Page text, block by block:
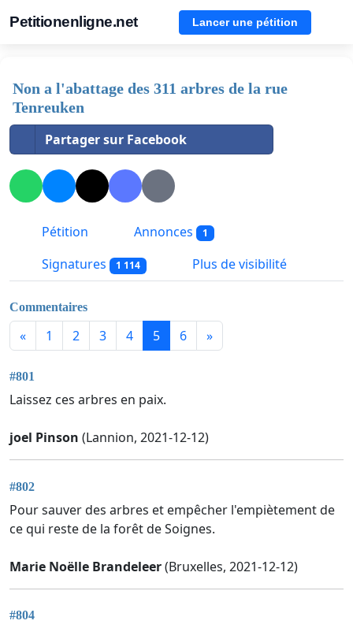
Petitionenligne.net Lancer une pétition
Non a l'abattage des 311 arbres de la rue
Tenreuken
Partager sur Facebook
Pétition Annonces 1
Signatures 1 114 Plus de visibilité
Commentaires
« 1 2 3 4 5 6 »
#801
Laissez ces arbres en paix.
joel Pinson (Lannion, 2021-12-12)
#802
Pour sauver des arbres et empêcher l'empiètement de
ce qui reste de la forêt de Soignes.
Marie Noëlle Brandeleer(Bruxelles, 2021-12-12)
#804